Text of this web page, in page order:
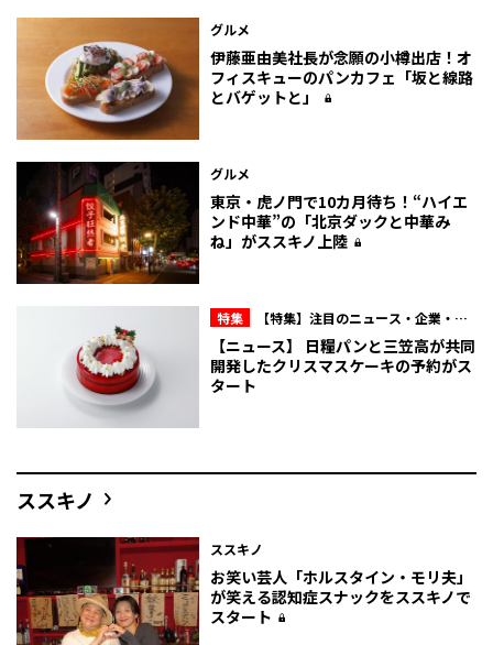
グルメ
伊藤亜由美社長が念願の小樽出店！オ
フィスキューのパンカフェ「坂と線路
とバゲットと」
グルメ
東京・虎ノ門で10カ月待ち！“ハイエ
ンド中華”の「北京ダックと中華み
ね」がススキノ上陸
特集
【特集】注目のニュース・企業・人
物【ニュース】 日糧パンと三笠高が共同
開発したクリスマスケーキの予約がス
タート
ススキノ
ススキノ
お笑い芸人「ホルスタイン・モリ夫」
が笑える認知症スナックをススキノで
スタート